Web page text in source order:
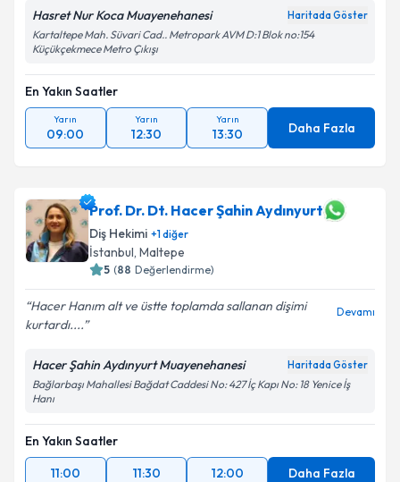
Hasret Nur Koca Muayenehanesi Haritada Göster
Kartaltepe Mah. Süvari Cad.. Metropark AVM D:1 Blok no:154
Küçükçekmece Metro Çıkışı
En Yakın Saatler
Yarın
09:00
Yarın
12:30
Yarın
13:30 Daha Fazla
Prof. Dr. Dt. Hacer Şahin Aydınyurt
Diş Hekimi +1diğer
İstanbul, Maltepe
5 (88 Değerlendirme)
Hacer Hanım alt ve üstte toplamda sallanan dişimi
kurtardı....
Devamı
Hacer Şahin Aydınyurt Muayenehanesi Haritada Göster
Bağlarbaşı Mahallesi Bağdat Caddesi No: 427 İç Kapı No: 18 Yenice İş
Hanı
En Yakın Saatler
11:00
11:30 12:00 Daha Fazla